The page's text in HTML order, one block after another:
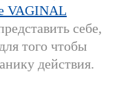
VAGINAL
себе,
того чтобы
действия.